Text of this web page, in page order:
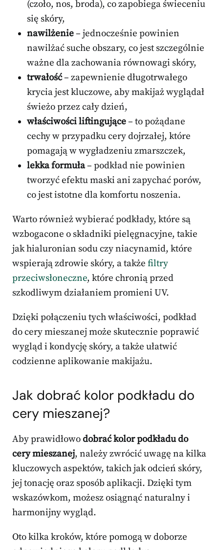
(czoło, nos, broda), co zapobiega świeceniu
się skóry,
nawilżenie– jednocześnie powinien
nawilżać suche obszary, co jest szczególnie
ważne dla zachowania równowagi skóry,
trwałość– zapewnienie długotrwałego
krycia jest kluczowe, aby makijaż wyglądał
świeżo przez cały dzień,
właściwości liftingujące– to pożądane
cechy w przypadku cery dojrzałej, które
pomagają w wygładzeniu zmarszczek,
lekka formuła– podkład nie powinien
tworzyć efektu maski ani zapychać porów,
co jest istotne dla komfortu noszenia.
Warto również wybierać podkłady, które są
wzbogacone o składniki pielęgnacyjne, takie
jak hialuronian sodu czy niacynamid, które
wspierają zdrowie skóry, a także filtry
przeciwsłoneczne, które chronią przed
szkodliwym działaniem promieni UV.
Dzięki połączeniu tych właściwości, podkład
do cery mieszanej może skutecznie poprawić
wygląd i kondycję skóry, a także ułatwić
codzienne aplikowanie makijażu.
Jak dobrać kolor podkładu do
cery mieszanej?
Aby prawidłowodobrać kolor podkładu do
cery mieszanej, należy zwrócić uwagę na kilka
kluczowych aspektów, takich jak odcień skóry,
jej tonację oraz sposób aplikacji. Dzięki tym
wskazówkom, możesz osiągnąć naturalny i
harmonijny wygląd.
Oto kilka kroków, które pomogą w doborze